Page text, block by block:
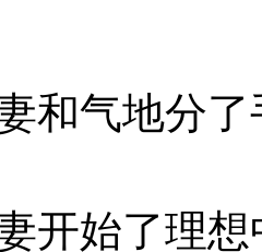
气地分了
始了理想